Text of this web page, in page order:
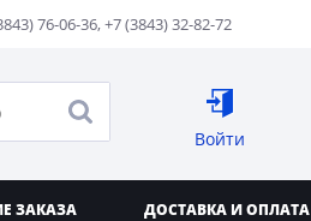
76-06-36,+7 (3843) 32-82-72
Войти
ЗАКАЗА ДОСТАВКА И ОПЛАТА